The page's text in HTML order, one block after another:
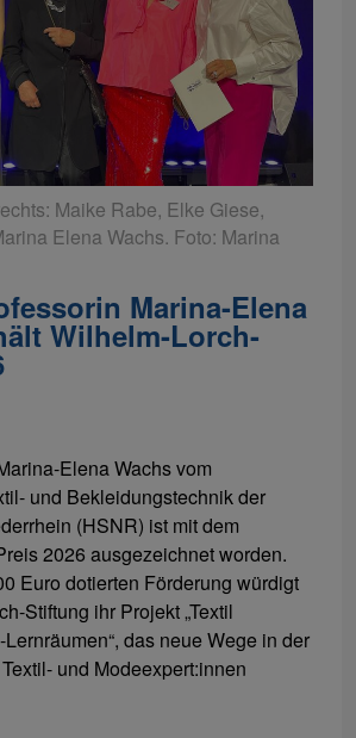
Maike Rabe, Elke Giese,
Elena Wachs. Foto: Marina
Marina-Elena
Wilhelm-Lorch-
Elena Wachs vom
und Bekleidungstechnik der
(HSNR) ist mit dem
2026 ausgezeichnet worden.
Euro dotierten Förderung würdigt
Stiftung ihr Projekt „Textil
das neue Wege in der
und Modeexpert:innen